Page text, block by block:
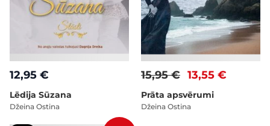
12,95 €
Lēdija Sūzana
Džeina Ostina
13,55 €
15,95 €
Prāta apsvērumi
Džeina Ostina